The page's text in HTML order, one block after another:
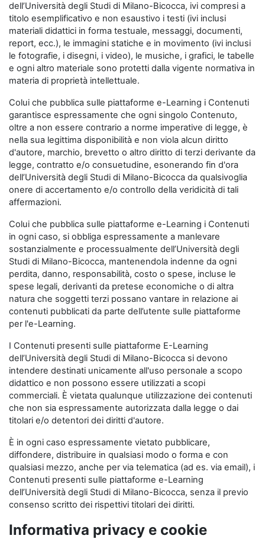
dell’Università degli Studi di Milano-Bicocca, ivi compresi a
titolo esemplificativo e non esaustivo i testi (ivi inclusi
materiali didattici in forma testuale, messaggi, documenti,
report, ecc.), le immagini statiche e in movimento (ivi inclusi
le fotografie, i disegni, i video), le musiche, i grafici, le tabelle
e ogni altro materiale sono protetti dalla vigente normativa in
materia di proprietà intellettuale.
Colui che pubblica sulle piattaforme e-Learning i Contenuti
garantisce espressamente che ogni singolo Contenuto,
oltre a non essere contrario a norme imperative di legge, è
nella sua legittima disponibilità e non viola alcun diritto
d'autore, marchio, brevetto o altro diritto di terzi derivante da
legge, contratto e/o consuetudine, esonerando fin d'ora
dell’Università degli Studi di Milano-Bicocca da qualsivoglia
onere di accertamento e/o controllo della veridicità di tali
affermazioni.
Colui che pubblica sulle piattaforme e-Learning i Contenuti
in ogni caso, si obbliga espressamente a manlevare
sostanzialmente e processualmente dell’Università degli
Studi di Milano-Bicocca, mantenendola indenne da ogni
perdita, danno, responsabilità, costo o spese, incluse le
spese legali, derivanti da pretese economiche o di altra
natura che soggetti terzi possano vantare in relazione ai
contenuti pubblicati da parte dell’utente sulle piattaforme
per l'e-Learning.
I Contenuti presenti sulle piattaforme E-Learning
dell’Università degli Studi di Milano-Bicocca si devono
intendere destinati unicamente all'uso personale a scopo
didattico e non possono essere utilizzati a scopi
commerciali. È vietata qualunque utilizzazione dei contenuti
che non sia espressamente autorizzata dalla legge o dai
titolari e/o detentori dei diritti d'autore.
È in ogni caso espressamente vietato pubblicare,
diffondere, distribuire in qualsiasi modo o forma e con
qualsiasi mezzo, anche per via telematica (ad es. via email), i
Contenuti presenti sulle piattaforme e-Learning
dell’Università degli Studi di Milano-Bicocca, senza il previo
consenso scritto dei rispettivi titolari dei diritti.
Informativa privacy e cookie